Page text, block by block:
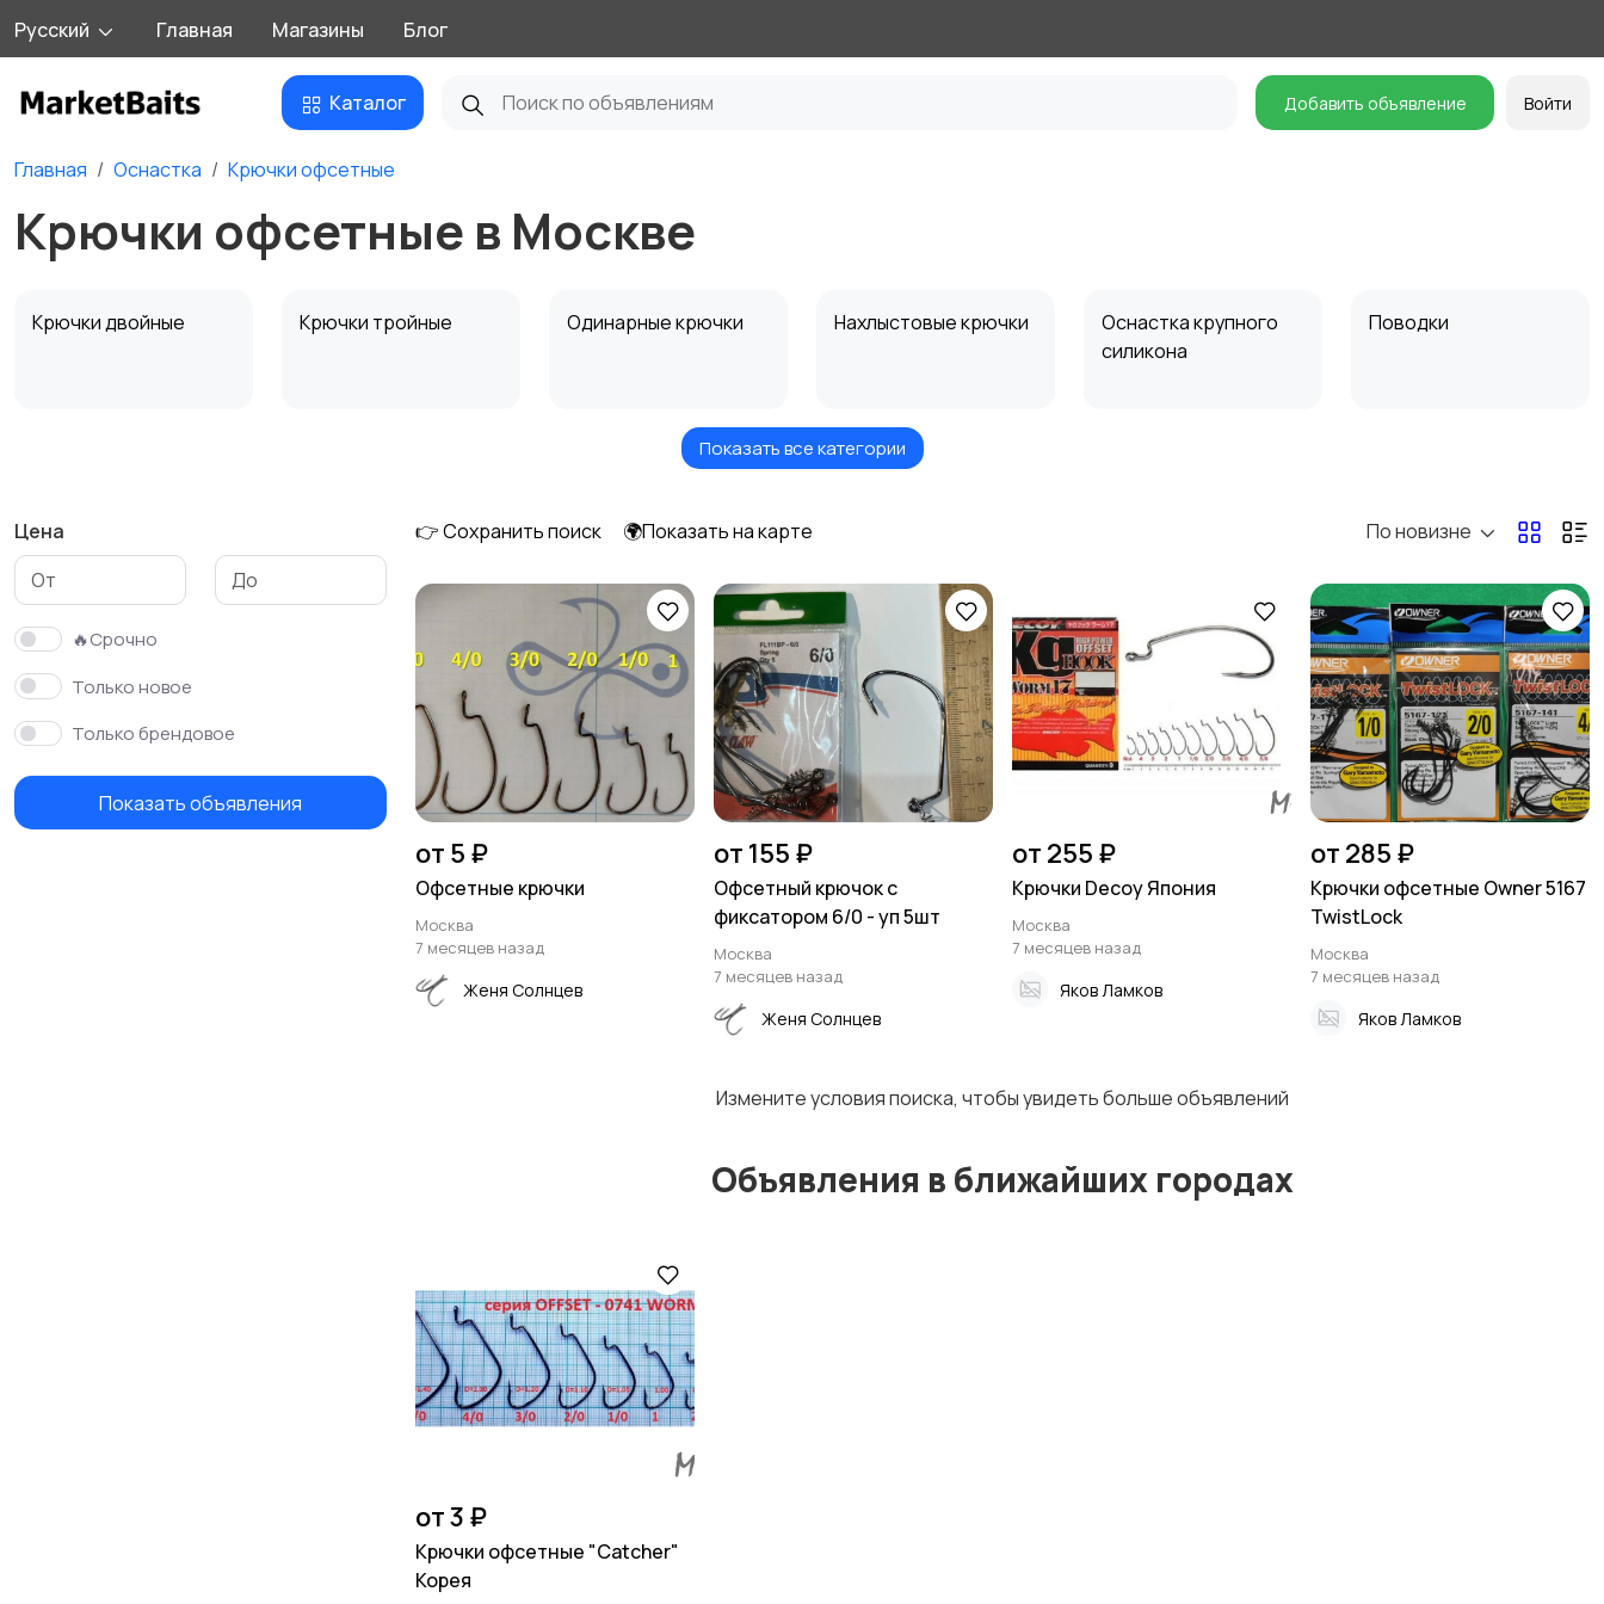
Русский Главная Магазины Блог
Каталог Добавить объявление Войти
Главная Оснастка Крючки офсетные
Крючки офсетные в Москве
Крючки двойные Крючки тройные Одинарные крючки Нахлыстовые крючки
Оснастка крупного
силикона
Поводки
Обжимные трубочки Застежки и карабины
Крючки офсетные Кормушки Бомбарды Готовые оснастки
Показать все категории
Цена
🔥Срочно
Только новое
Только брендовое
Показать объявления
👉 Сохранить поиск 🌍Показать на карте По новизне
от 5 ₽
Офсетные крючки
Москва
7 месяцев назад
Женя Солнцев
от 155 ₽
Офсетный крючок с
фиксатором 6/0 - уп 5шт
Москва
7 месяцев назад
Женя Солнцев
от 255 ₽
Крючки Decoy Япония
Москва
7 месяцев назад
Яков Ламков
от 285 ₽
Крючки офсетные Owner 5167
TwistLock
Москва
7 месяцев назад
Яков Ламков
Измените условия поиска, чтобы увидеть больше объявлений
Объявления в ближайших городах
от 3 ₽
Крючки офсетные "Catcher"
Корея